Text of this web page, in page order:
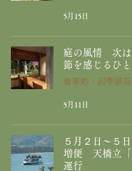
5月15日
庭の風情 次
節を感じるひ
食事処・四季膳
5月11日
５月２日～
増便 天橋立「
運行